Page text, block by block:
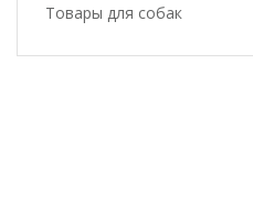
Товары для собак